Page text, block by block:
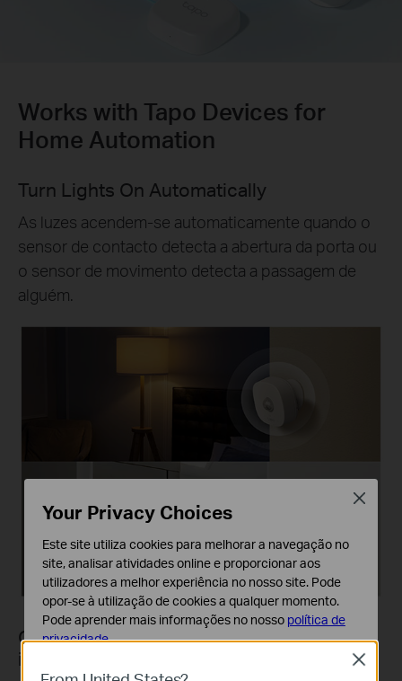
Works with Tapo Devices for
Home Automation
Turn Lights On Automatically
As luzes acendem-se automaticamente quando o
sensor de contacto detecta a abertura da porta ou
o sensor de movimento detecta a passagem de
alguém.
Controlo de movimento de uma sala
inteira
Close
Your Privacy Choices
Este site utiliza cookies para melhorar a navegação no
site, analisar atividades online e proporcionar aos
utilizadores a melhor experiência no nosso site. Pode
opor-se à utilização de cookies a qualquer momento.
Pode aprender mais informações no nosso política de
privacidade.
Close